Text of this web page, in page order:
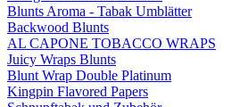
Blunts Aroma - Tabak Umblätter
Backwood Blunts
AL CAPONE TOBACCO WRAPS
Juicy Wraps Blunts
Blunt Wrap Double Platinum
Kingpin Flavored Papers